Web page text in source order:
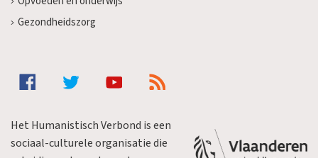
Gezondheidszorg
Het Humanistisch Verbond is een
sociaal-culturele organisatie die